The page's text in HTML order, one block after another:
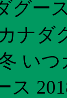
グー
ナ
い
ス